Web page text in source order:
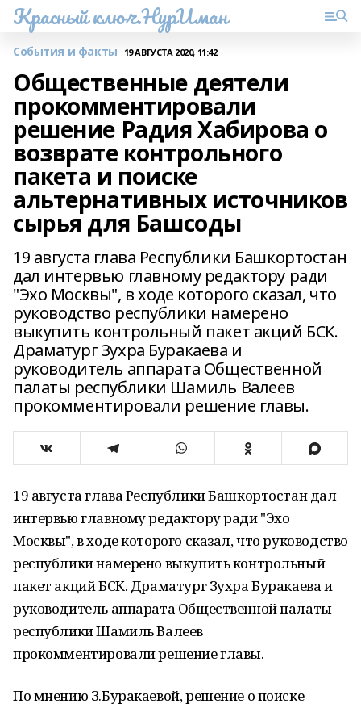
Красный ключ.НурИман
События и факты 19 АВГУСТА 2020, 11:42
Общественные деятели
прокомментировали
решение Радия Хабирова о
возврате контрольного
пакета и поиске
альтернативных источников
сырья для Башсоды
19 августа глава Республики Башкортостан
дал интервью главному редактору ради
"Эхо Москвы", в ходе которого сказал, что
руководство республики намерено
выкупить контрольный пакет акций БСК.
Драматург Зухра Буракаева и
руководитель аппарата Общественной
палаты республики Шамиль Валеев
прокомментировали решение главы.
19 августа глава Республики Башкортостан дал
интервью главному редактору ради "Эхо
Москвы", в ходе которого сказал, что руководство
республики намерено выкупить контрольный
пакет акций БСК. Драматург Зухра Буракаева и
руководитель аппарата Общественной палаты
республики Шамиль Валеев
прокомментировали решение главы.
По мнению З.Буракаевой, решение о поиске